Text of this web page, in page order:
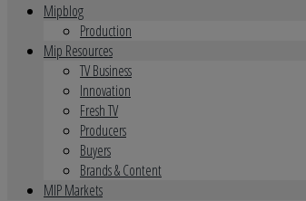
Mipblog
Production
Mip Resources
TV Business
Innovation
Fresh TV
Producers
Buyers
Brands & Content
MIP Markets